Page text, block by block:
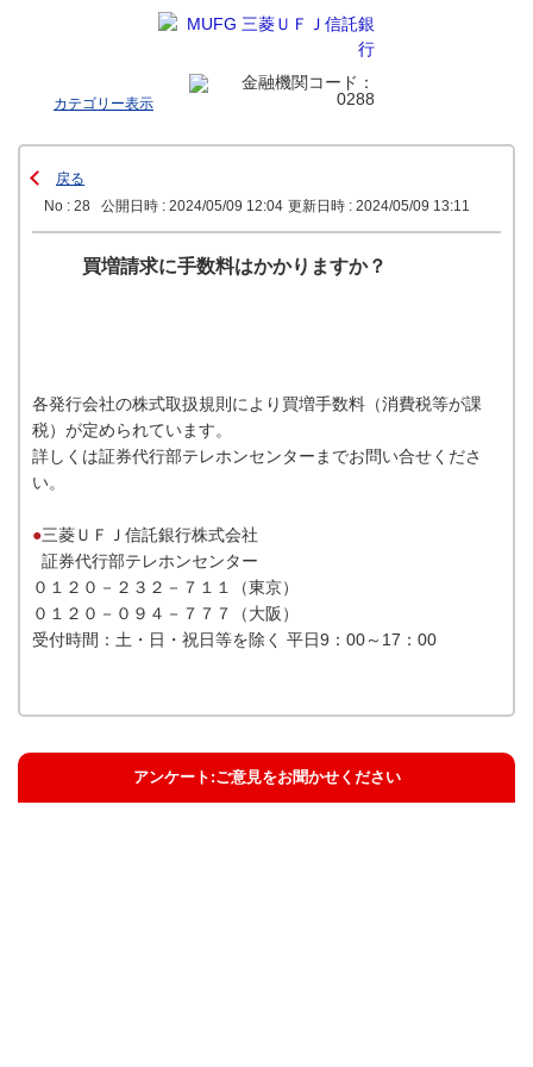
カテゴリー表示
戻る
No : 28
公開日時 : 2024/05/09 12:04 更新日時 : 2024/05/09 13:11
買増請求に手数料はかかりますか？
各発行会社の株式取扱規則により買増手数料（消費税等が課
税）が定められています。
詳しくは証券代行部テレホンセンターまでお問い合せくださ
い。
●三菱ＵＦＪ信託銀行株式会社
証券代行部テレホンセンター
０１２０－２３２－７１１（東京）
０１２０－０９４－７７７（大阪）
受付時間：土・日・祝日等を除く 平日9：00～17：00
アンケート:ご意見をお聞かせください